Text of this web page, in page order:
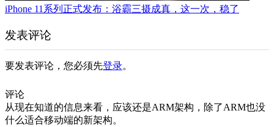
iPhone 11系列正式发布：浴霸三摄成真，这一次，稳了
发表评论
要发表评论，您必须先登录。
评论
从现在知道的信息来看，应该还是ARM架构，除了ARM也没
什么适合移动端的新架构。